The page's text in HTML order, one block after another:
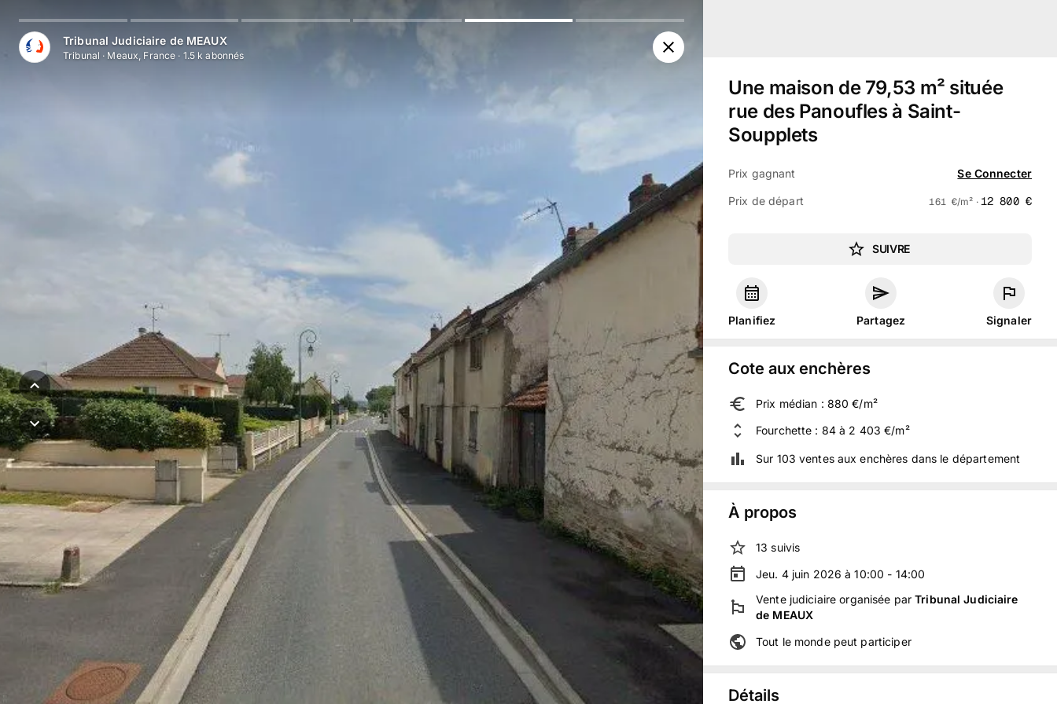
Tribunal Judiciaire de MEAUX
Tribunal · Meaux, France · 1.5 k abonnés
Une maison de 79,53 m² située
rue des Panoufles à Saint-
Soupplets
Prix gagnant Se Connecter
Prix de départ 161 €/m² · 12 800 €
SUIVRE
Planifiez Partagez Signaler
Cote aux enchères
Prix médian : 880 €/m²
Fourchette : 84 à 2 403 €/m²
Sur 103 ventes aux enchères dans le département
À propos
13 suivis
Jeu. 4 juin 2026 à 10:00 - 14:00
Vente judiciaire organisée parTribunal Judiciaire
de MEAUX
Tout le monde peut participer
Détails